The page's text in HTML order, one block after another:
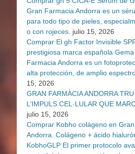
Gran Farmacia Andorra es un
para todo tipo de pieles,
o con rojeces. julio 15, 2026
Comprar El gh Factor Invisible
prestigiosa marca española
Farmacia Andorra es un
alta protección, de amplio
15, 2026
GRAN FARMÀCIA ANDORRA
L’IMPULS CEL·LULAR QUE
julio 15, 2026
Comprar Kobho colágeno en
Andorra. Colágeno + ácido
KobhoGLP El primer protocolo